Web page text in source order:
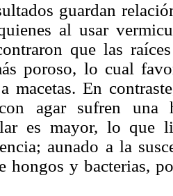
guardan
al usar
que las
poroso, lo cual
macetas. En
agar sufren una
es mayor, lo que
aunado a la
hongos y bacterias,